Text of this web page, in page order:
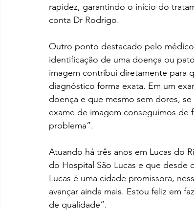
rapidez, garantindo o início do
conta Dr Rodrigo.
Outro ponto destacado pelo
identificação de uma doença ou
imagem contribui diretamente para
diagnóstico forma exata. Em um
doença e que mesmo sem dores,
exame de imagem conseguimos de
problema”.
Atuando há três anos em Lucas do
do Hospital São Lucas e que desde
Lucas é uma cidade promissora,
avançar ainda mais. Estou feliz em
de qualidade”.